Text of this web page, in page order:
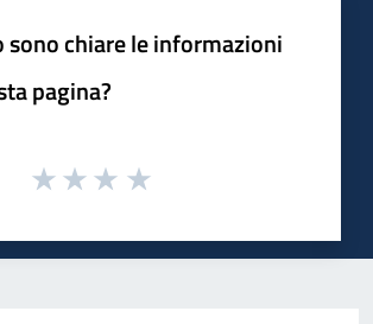
sono chiare le informazioni
pagina?